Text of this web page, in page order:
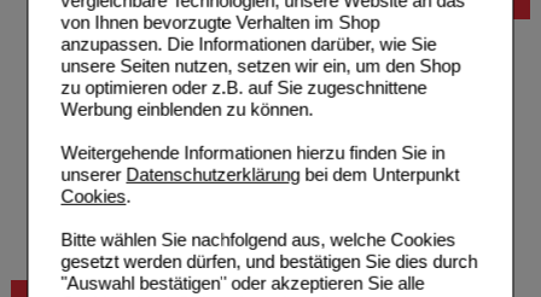
von Ihnen bevorzugte Verhalten im Shop
anzupassen. Die Informationen darüber, wie Sie
unsere Seiten nutzen, setzen wir ein, um den Shop
zu optimieren oder z.B. auf Sie zugeschnittene
Werbung einblenden zu können.
Weitergehende Informationen hierzu finden Sie in
unserer Datenschutzerklärungbei dem Unterpunkt
Cookies.
Bitte wählen Sie nachfolgend aus, welche Cookies
gesetzt werden dürfen, und bestätigen Sie dies durch
"Auswahl bestätigen" oder akzeptieren Sie alle
Bestellung
Hilfe zur Anmeldung
Hilfe zum Bestellvorgang
Zahlungsmöglichkeiten
Rezepte einlösen
Freiumschläge downloaden
Auslandsbestellung
Problembehebung
Bestellschein